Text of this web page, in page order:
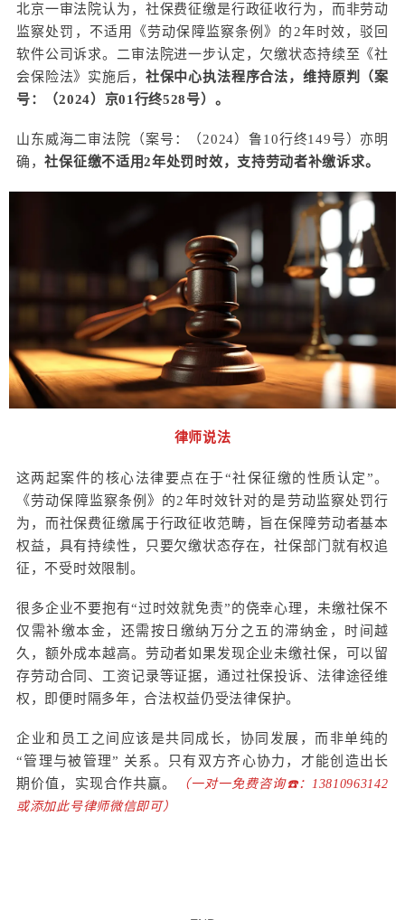
北京一审法院认为，社保费征缴是行政征收行为，而非劳动
监察处罚，不适用《劳动保障监察条例》的2年时效，驳回
软件公司诉求。二审法院进一步认定，欠缴状态持续至《社
会保险法》实施后， 社保中心执法程序合法，维持原判（案
号：（2024）京01行终528号）。
山东威海二审法院（案号：（2024）鲁10行终149号）亦明
确，社保征缴不适用2年处罚时效，支持劳动者补缴诉求。
律师说法
这两起案件的核心法律要点在于“社保征缴的性质认定”。
《劳动保障监察条例》的2年时效针对的是劳动监察处罚行
为，而社保费征缴属于行政征收范畴，旨在保障劳动者基本
权益，具有持续性，只要欠缴状态存在，社保部门就有权追
征，不受时效限制。
很多企业不要抱有“过时效就免责”的侥幸心理，未缴社保不
仅需补缴本金，还需按日缴纳万分之五的滞纳金，时间越
久，额外成本越高。 劳动者如果发现企业未缴社保，可以留
存劳动合同、工资记录等证据，通过社保投诉、法律途径维
权，即便时隔多年，合法权益仍受法律保护。
企业和员工之间应该是共同成长，协同发展，而非单纯的
“管理与被管理” 关系。只有双方齐心协力，才能创造出长
期价值，实现合作共赢。
（一对一免费咨询☎️：13810963142
或添加此号律师微信即可）